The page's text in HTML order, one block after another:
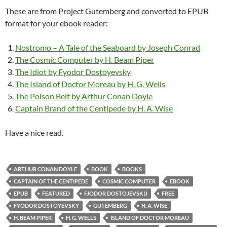
These are from Project Gutemberg and converted to EPUB
format for your ebook reader:
Nostromo – A Tale of the Seaboard by Joseph Conrad
The Cosmic Computer by H. Beam Piper
The Idiot by Fyodor Dostoyevsky
The Island of Doctor Moreau by H. G. Wells
The Poison Belt by Arthur Conan Doyle
Captain Brand of the Centipede by H. A. Wise
Have a nice read.
ARTHUR CONAN DOYLE BOOK
BOOKS
CAPTAIN OF THE CENTIPEDE
COSMIC COMPUTER
EBOOK
EPUB
FEATURED FJODOR DOSTOJEVSKIJ
FREE
FYODOR DOSTOYEVSKY
GUTEMBERG
H. A. WISE
H. BEAM PIPER
H. G. WELLS
ISLAND OF DOCTOR MOREAU